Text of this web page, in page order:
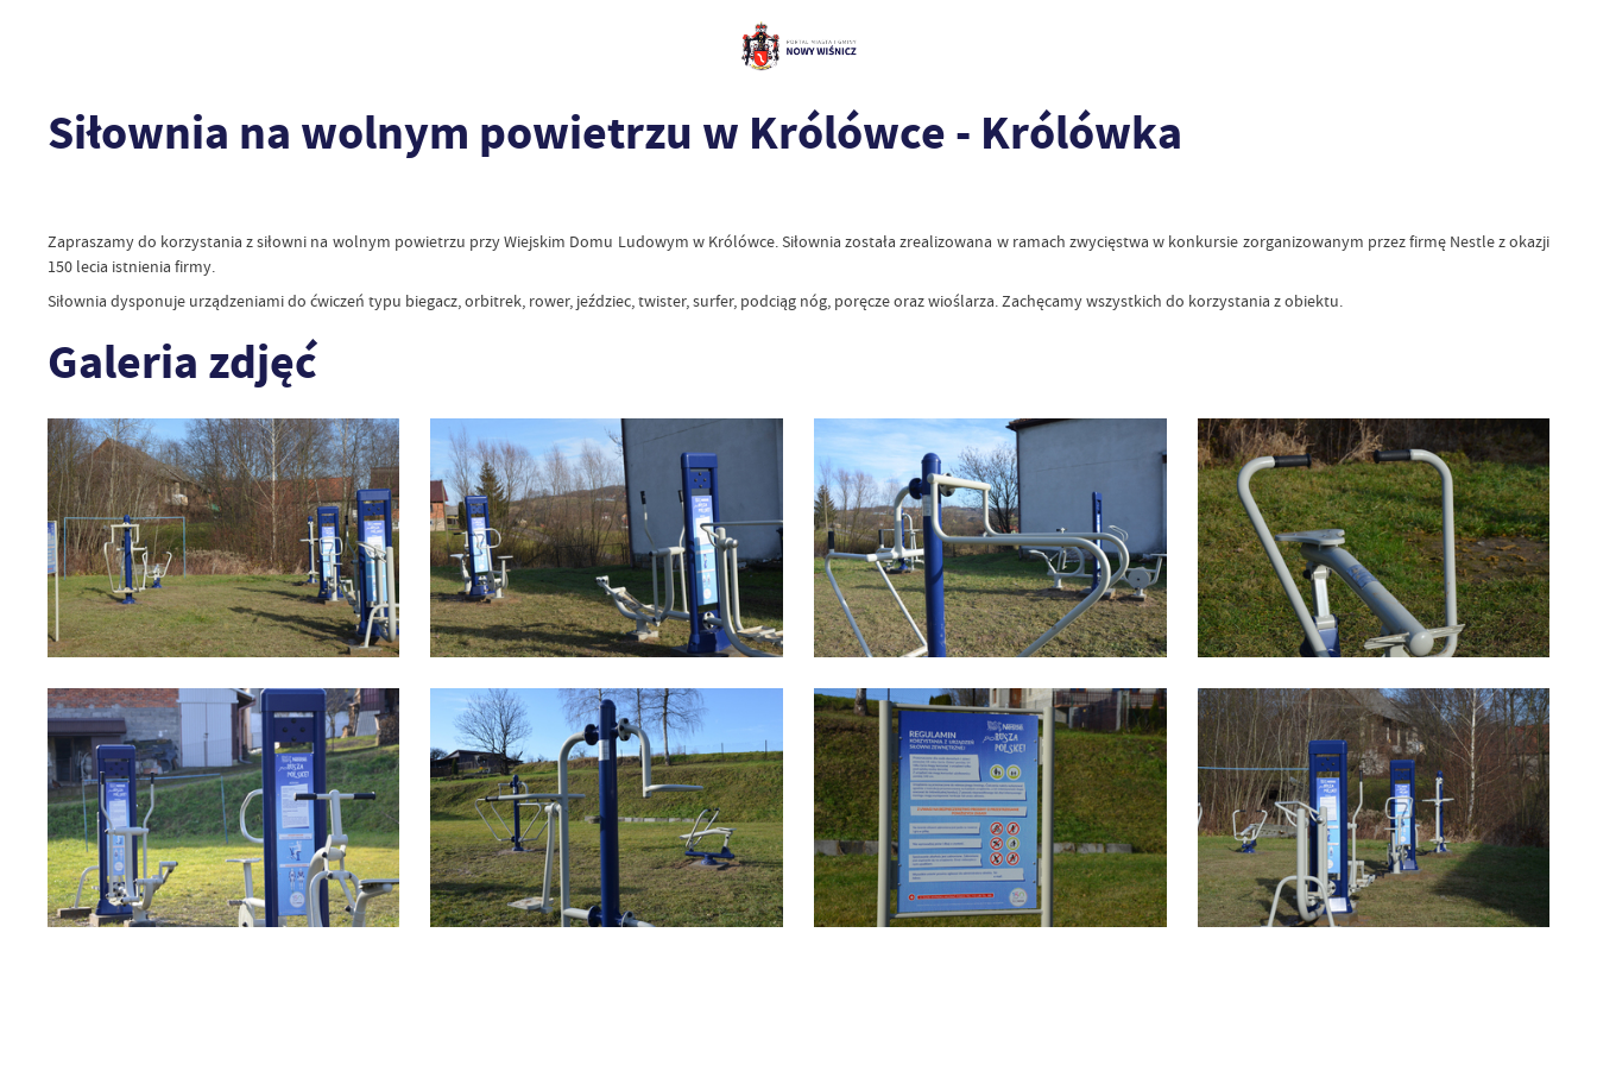
Siłownia na wolnym powietrzu w Królówce - Królówka
Zapraszamy do korzystania z siłowni na wolnym powietrzu przy Wiejskim Domu Ludowym w Królówce. Siłownia została zrealizowana w ramach zwycięstwa w konkursie zorganizowanym przez firmę Nestle z okazji
150 lecia istnienia firmy.
Siłownia dysponuje urządzeniami do ćwiczeń typu biegacz, orbitrek, rower, jeździec, twister, surfer, podciąg nóg, poręcze oraz wioślarza. Zachęcamy wszystkich do korzystania z obiektu.
Galeria zdjęć